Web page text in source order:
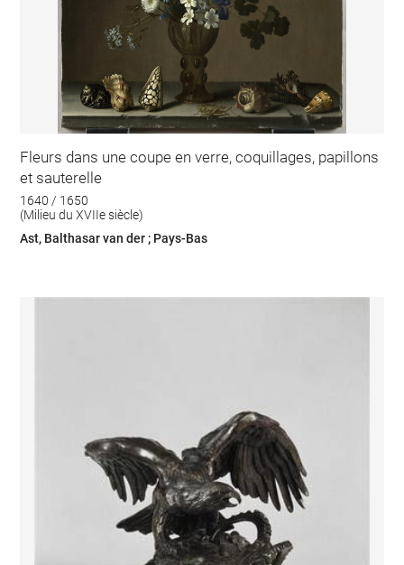
Fleurs dans une coupe en verre, coquillages, papillons
et sauterelle
1640 / 1650
(Milieu du XVIIe siècle)
Ast, Balthasar van der ; Pays-Bas